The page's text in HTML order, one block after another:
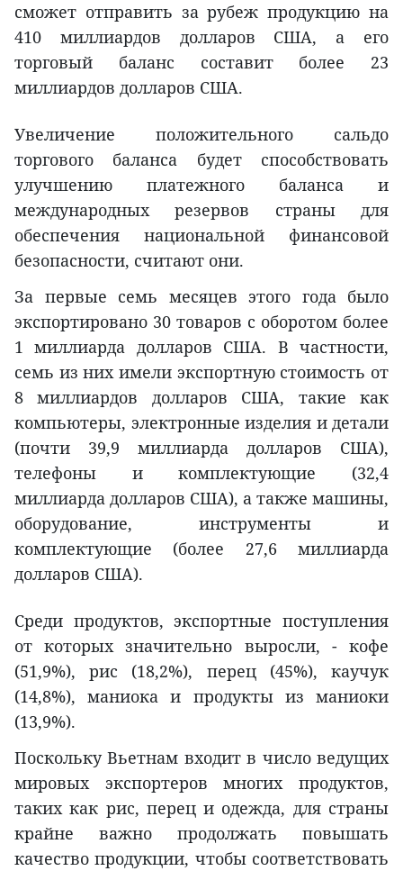
сможет отправить за рубеж продукцию на
410 миллиардов долларов США, а его
торговый баланс составит более 23
миллиардов долларов США.
Увеличение положительного сальдо
торгового баланса будет способствовать
улучшению платежного баланса и
международных резервов страны для
обеспечения национальной финансовой
безопасности, считают они.
За первые семь месяцев этого года было
экспортировано 30 товаров с оборотом более
1 миллиарда долларов США. В частности,
семь из них имели экспортную стоимость от
8 миллиардов долларов США, такие как
компьютеры, электронные изделия и детали
(почти 39,9 миллиарда долларов США),
телефоны и комплектующие (32,4
миллиарда долларов США), а также машины,
оборудование, инструменты и
комплектующие (более 27,6 миллиарда
долларов США).
Среди продуктов, экспортные поступления
от которых значительно выросли, - кофе
(51,9%), рис (18,2%), перец (45%), каучук
(14,8%), маниока и продукты из маниоки
(13,9%).
Поскольку Вьетнам входит в число ведущих
мировых экспортеров многих продуктов,
таких как рис, перец и одежда, для страны
крайне важно продолжать повышать
качество продукции, чтобы соответствовать